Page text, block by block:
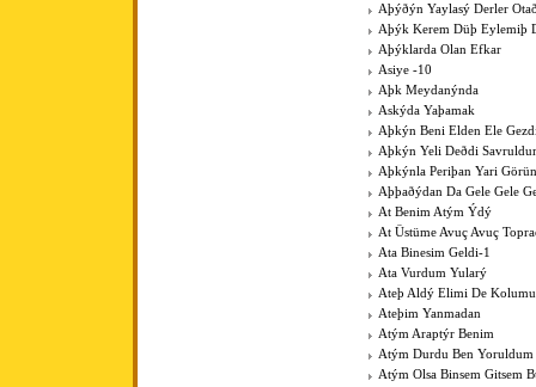
Aþýðýn Yaylasý Derler
Aþýk Kerem Düþ Eylemiþ
Aþýklarda Olan Efkar
Asiye -10
Aþk Meydanýnda
Askýda Yaþamak
Aþkýn Beni Elden Ele
Aþkýn Yeli Deðdi
Aþkýnla Periþan Yari
Aþþaðýdan Da Gele Gele
At Benim Atým Ýdý
At Üstüme Avuç Avuç
Ata Binesim Geldi-1
Ata Vurdum Yularý
Ateþ Aldý Elimi De Kolumu
Ateþim Yanmadan
Atým Araptýr Benim
Atým Durdu Ben Yoruldum
Atým Olsa Binsem Gitsem